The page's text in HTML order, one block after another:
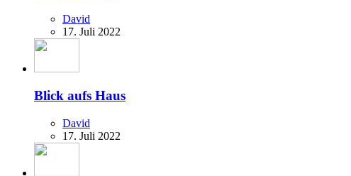
David
17. Juli 2022
Blick aufs Haus
David
17. Juli 2022